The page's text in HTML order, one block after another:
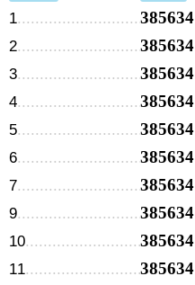
1 385634
2 385634
3 385634
4 385634
5 385634
6 385634
7 385634
9 385634
10 385634
11 385634